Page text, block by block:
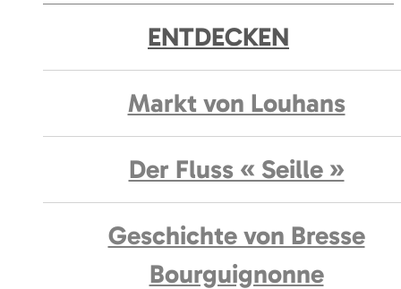
ENTDECKEN
Markt von Louhans
Der Fluss « Seille »
Geschichte von Bresse
Bourguignonne